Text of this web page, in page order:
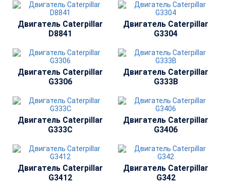
Двигатель Сaterpillar
D8841
Двигатель Сaterpillar
G3304
Двигатель Сaterpillar
G3306
Двигатель Сaterpillar
G333B
Двигатель Сaterpillar
G333C
Двигатель Сaterpillar
G3406
Двигатель Сaterpillar
G3412
Двигатель Сaterpillar
G342